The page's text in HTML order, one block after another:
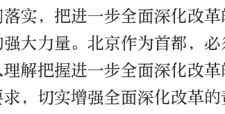
实，把进一步全面深化改
大力量。北京作为首都，必
解把握进一步全面深化改
，切实增强全面深化改革